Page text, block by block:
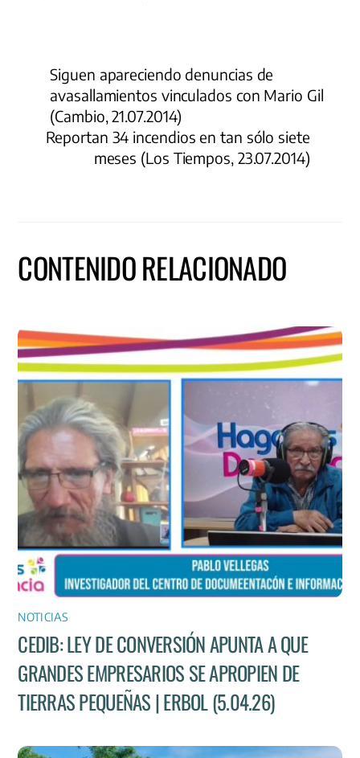
Siguen apareciendo denuncias de
avasallamientos vinculados con Mario Gil
(Cambio, 21.07.2014)
Reportan 34 incendios en tan sólo siete
meses (Los Tiempos, 23.07.2014)
CONTENIDO RELACIONADO
NOTICIAS
CEDIB: LEY DE CONVERSIÓN APUNTA A QUE
GRANDES EMPRESARIOS SE APROPIEN DE
TIERRAS PEQUEÑAS | ERBOL (5.04.26)